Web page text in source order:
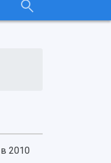
2010